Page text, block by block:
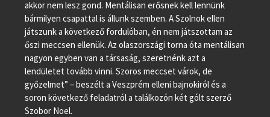
akkor nem lesz gond. Mentálisan erősnek kell lennünk
bármilyen csapattal is állunk szemben. A Szolnok ellen
játszunk a következő fordulóban, én nem játszottam az
őszi meccsen ellenük. Az olaszországi torna óta mentálisan
nagyon egyben van a társaság, szeretnénk azt a
lendületet tovább vinni. Szoros meccset várok, de
győzelmet” – beszélt a Veszprém elleni bajnokiról és a
soron következő feladatról a találkozón két gólt szerző
Szobor Noel.